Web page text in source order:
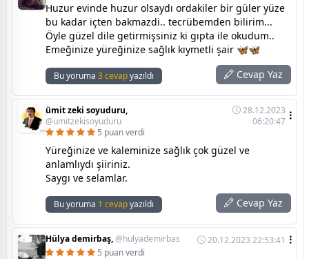
Huzur evinde huzur olsaydı ordakiler bir güler yüze
bu kadar içten bakmazdi.. tecrübemden bilirim...
Öyle güzel dile getirmişsiniz ki gıpta ile okudum..
Emeğinize yüreğinize sağlık kıymetli şair 🦋🦋
Bu yoruma 3 cevapyazıldı Cevap Yaz
ümit zeki soyuduru,
@umitzekisoyuduru
28.12.2023
06:20:47
5 puan verdi
Yüreğinize ve kaleminize sağlık çok güzel ve
anlamlıydı şiiriniz.
Saygı ve selamlar.
Bu yoruma 1 cevapyazıldı Cevap Yaz
Hülya demirbaş,@hulyademirbas
20.12.2023 22:53:41
5 puan verdi